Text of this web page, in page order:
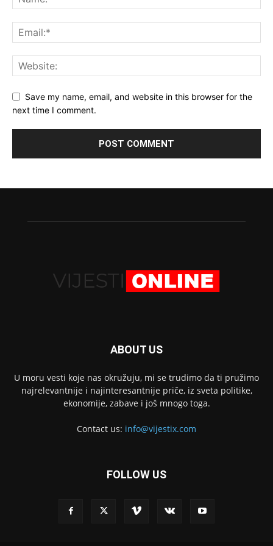
Save my name, email, and website in this browser for the
next time I comment.
ABOUT US
U moru vesti koje nas okružuju, mi se trudimo da ti pružimo
najrelevantnije i najinteresantnije priče, iz sveta politike,
ekonomije, zabave i još mnogo toga.
Contact us: info@vijestix.com
FOLLOW US